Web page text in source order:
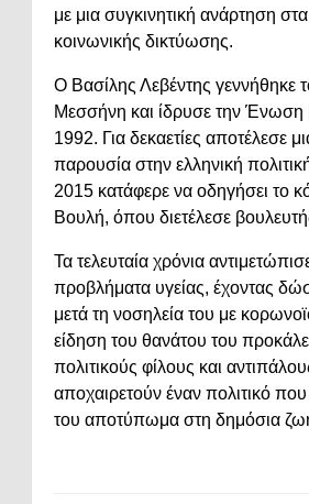
με μια συγκινητική ανάρτηση
κοινωνικής δικτύωσης.
Ο Βασίλης Λεβέντης γεννήθηκε
Μεσσήνη και ίδρυσε την
1992. Για δεκαετίες αποτέλεσε
παρουσία στην ελληνική
2015 κατάφερε να οδηγήσει το
Βουλή, όπου διετέλεσε
Τα τελευταία χρόνια
προβλήματα υγείας, έχοντας
μετά τη νοσηλεία του με
είδηση του θανάτου του
πολιτικούς φίλους και
αποχαιρετούν έναν πολιτικό
του αποτύπωμα στη δημόσια